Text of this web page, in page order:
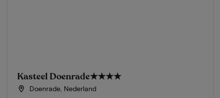
Kasteel Doenrade★★★★
Doenrade, Nederland